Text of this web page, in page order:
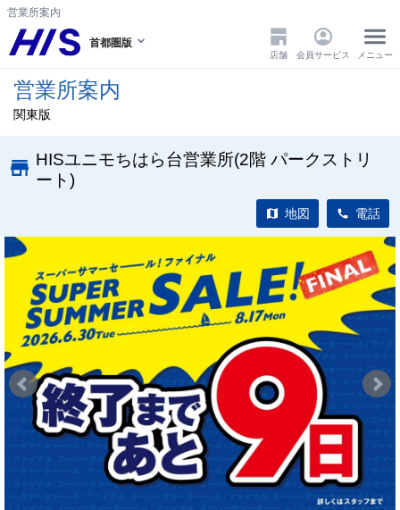
営業所案内
首都圏版
店舗 会員サービス メニュー
営業所案内
関東版
HISユニモちはら台営業所(2階 パークストリ
ート)
地図 電話